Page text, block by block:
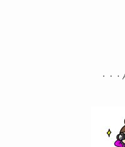
・・